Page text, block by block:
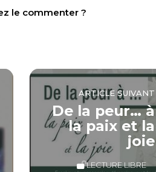
le commenter ?
ARTICLE SUIVANT
De la peur… à
la paix et la
joie
LECTURE LIBRE